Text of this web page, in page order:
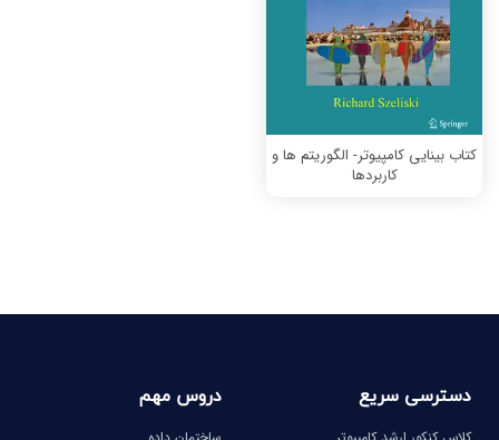
کتاب بینایی کامپیوتر- الگوریتم ها و
کاربردها
دسترسی سریع دروس مهم